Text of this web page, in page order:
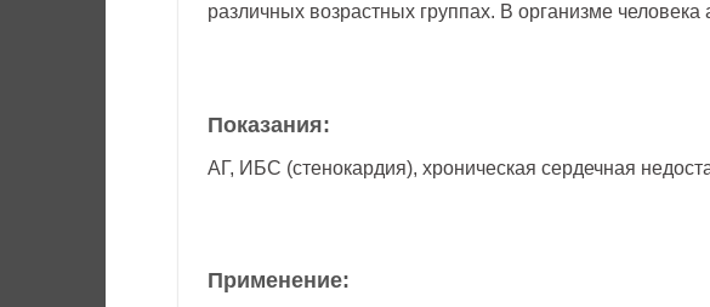
различных возрастных группах. В организме
Показания:
АГ, ИБС (стенокардия), хроническая сердечная
Применение: